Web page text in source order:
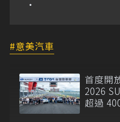
意美汽車
首度開
2026
超過